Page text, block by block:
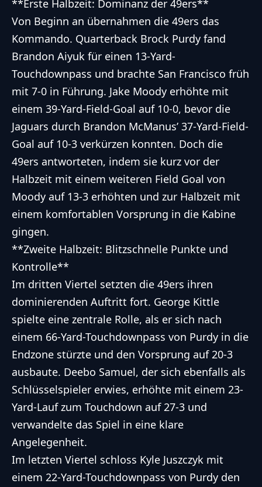
**Erste Halbzeit: Dominanz der 49ers**
Von Beginn an übernahmen die 49ers das
Kommando. Quarterback Brock Purdy fand
Brandon Aiyuk für einen 13-Yard-
Touchdownpass und brachte San Francisco früh
mit 7-0 in Führung. Jake Moody erhöhte mit
einem 39-Yard-Field-Goal auf 10-0, bevor die
Jaguars durch Brandon McManus’ 37-Yard-Field-
Goal auf 10-3 verkürzen konnten. Doch die
49ers antworteten, indem sie kurz vor der
Halbzeit mit einem weiteren Field Goal von
Moody auf 13-3 erhöhten und zur Halbzeit mit
einem komfortablen Vorsprung in die Kabine
gingen.
**Zweite Halbzeit: Blitzschnelle Punkte und
Kontrolle**
Im dritten Viertel setzten die 49ers ihren
dominierenden Auftritt fort. George Kittle
spielte eine zentrale Rolle, als er sich nach
einem 66-Yard-Touchdownpass von Purdy in die
Endzone stürzte und den Vorsprung auf 20-3
ausbaute. Deebo Samuel, der sich ebenfalls als
Schlüsselspieler erwies, erhöhte mit einem 23-
Yard-Lauf zum Touchdown auf 27-3 und
verwandelte das Spiel in eine klare
Angelegenheit.
Im letzten Viertel schloss Kyle Juszczyk mit
einem 22-Yard-Touchdownpass von Purdy den